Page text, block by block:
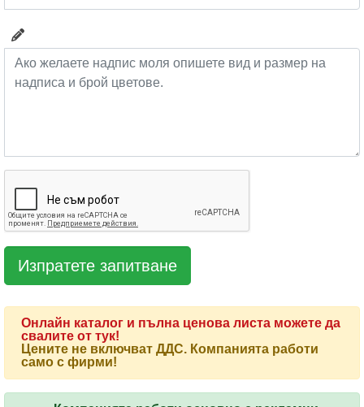
Онлайн каталог и пълна ценова листа можете да
свалите от тук!
Цените не включват ДДС. Компанията работи
само с фирми!